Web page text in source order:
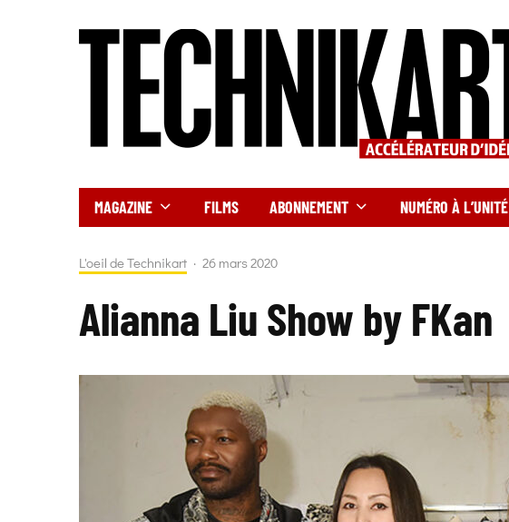
MAGAZINE FILMS ABONNEMENT NUMÉRO À L’UNITÉ
L'oeil de Technikart · 26 mars 2020
Alianna Liu Show by FKan